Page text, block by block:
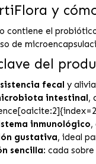
y
contiene el
de
del
fecal y
intestinal,
inmunológico,
gustativa, ideal
sencilla: cada